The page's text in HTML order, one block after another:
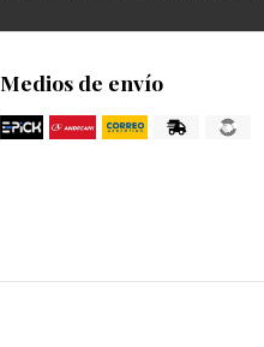
Medios de envío